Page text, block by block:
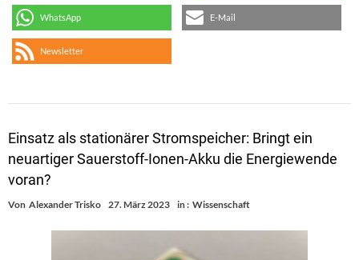
WhatsApp E-Mail
Newsletter
Einsatz als stationärer Stromspeicher: Bringt ein
neuartiger Sauerstoff-Ionen-Akku die Energiewende
voran?
Von Alexander Trisko 27. März 2023 in : Wissenschaft